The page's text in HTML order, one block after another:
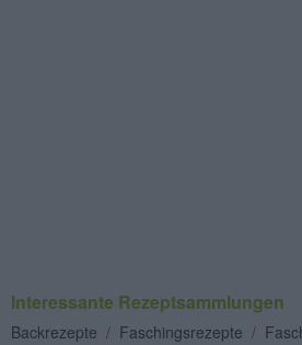
Interessante Rezeptsammlungen
Backrezepte / Faschingsrezepte /